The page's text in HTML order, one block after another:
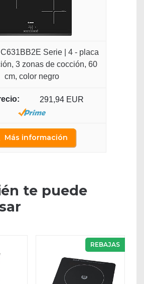
Serie | 4 - placa
3 zonas de cocción, 60
cm, color negro
291,94 EUR
Más información
te puede
REBAJAS